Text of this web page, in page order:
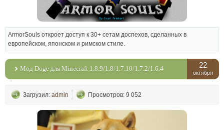
ArmorSouls откроет доступ к 30+ сетам доспехов, сделанных в
европейском, японском и римском стиле.
Мод Doge для Minecraft 1.8.9/1.8/1.7.10/1.7.2/1.6.4 22
октября
Загрузил: admin Просмотров: 9 052